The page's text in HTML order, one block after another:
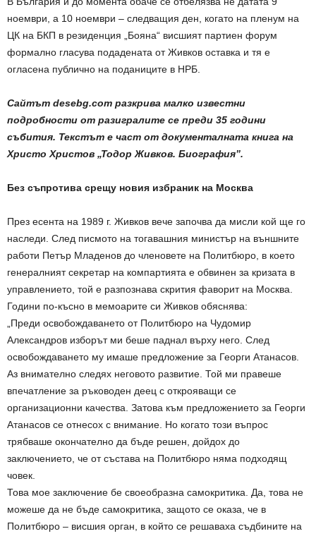
ноември, а 10 ноември – следващия ден, когато на пленум на
ЦК на БКП в резиденция „Бояна“ висшият партиен форум
формално гласува подадената от Живков оставка и тя е
огласена публично на поданиците в НРБ.
Сайтът desebg.com разкрива малко известни
подробности от разигралите се преди 35 години
събития. Текстът е част от документалната книга на
Христо Христов „Тодор Живков. Биография”.
Без съпротива срещу новия избраник на Москва
През есента на 1989 г. Живков вече започва да мисли кой ще го
наследи. След писмото на тогавашния министър на външните
работи Петър Младенов до членовете на Политбюро, в което
генералният секретар на компартията е обвинен за кризата в
управлението, той е разпознава скрития фаворит на Москва.
Години по-късно в мемоарите си Живков обяснява:
„Преди освобождаването от Политбюро на Чудомир
Александров изборът ми беше паднал върху него. След
освобождаването му имаше предложение за Георги Атанасов.
Аз внимателно следях неговото развитие. Той ми правеше
впечатление за ръководен деец с открояващи се
организационни качества. Затова към предложението за Георги
Атанасов се отнесох с внимание. Но когато този въпрос
трябваше окончателно да бъде решен, дойдох до
заключението, че от състава на Политбюро няма подходящ
човек.
Това мое заключение бе своеобразна самокритика. Да, това не
можеше да не бъде самокритика, защото се оказа, че в
Политбюро – висшия орган, в който се решаваха съдбините на